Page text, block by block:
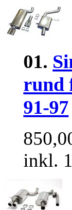
01.
rund
91-97
inkl.